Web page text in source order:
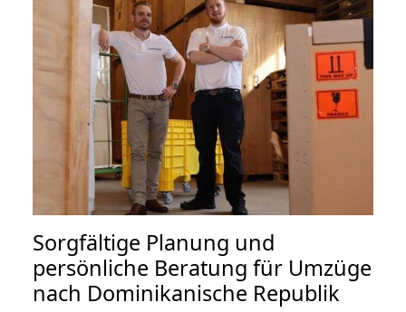
Sorgfältige Planung und
persönliche Beratung für Umzüge
nach Dominikanische Republik